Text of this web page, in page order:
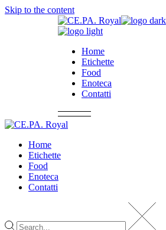
Skip to the content
Home
Etichette
Food
Enoteca
Contatti
Home
Etichette
Food
Enoteca
Contatti